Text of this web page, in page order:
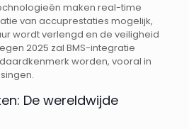
maken real-time
van accuprestaties mogelijk,
wordt verlengd en de veiligheid
2025 zal BMS-integratie
worden, vooral in
De wereldwijde